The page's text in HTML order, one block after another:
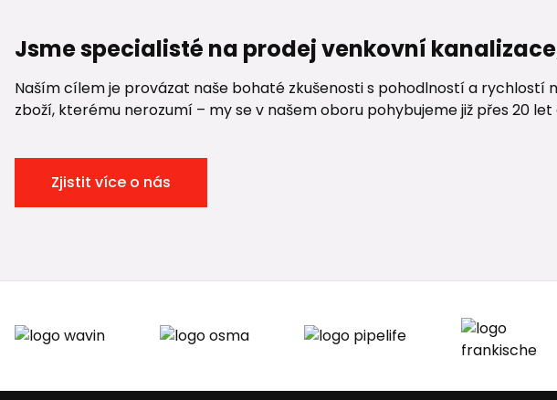
Jsme specialisté na prodej venkovní
Naším cílem je provázat naše bohaté zkušenosti s pohodlností a
zboží, kterému nerozumí – my se v našem oboru pohybujeme již přes 20
Zjistit více o nás